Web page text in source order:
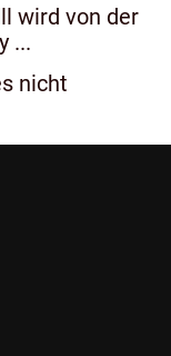
wird von der
...
nicht